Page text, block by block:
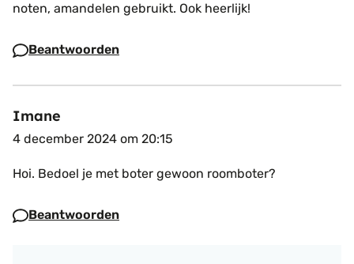
noten, amandelen gebruikt. Ook heerlijk!
Beantwoorden
Imane
4 december 2024 om 20:15
Hoi. Bedoel je met boter gewoon roomboter?
Beantwoorden